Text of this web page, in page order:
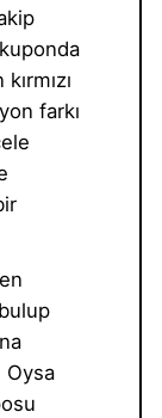
farkı
Oysa